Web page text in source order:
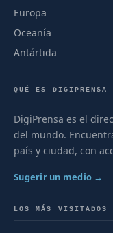
Europa
Oceanía
Antártida
QUÉ ES DIGIPRENSA
DigiPrensa es el
del mundo.
país y ciudad, con
Sugerir un medio →
LOS MÁS VISITADOS